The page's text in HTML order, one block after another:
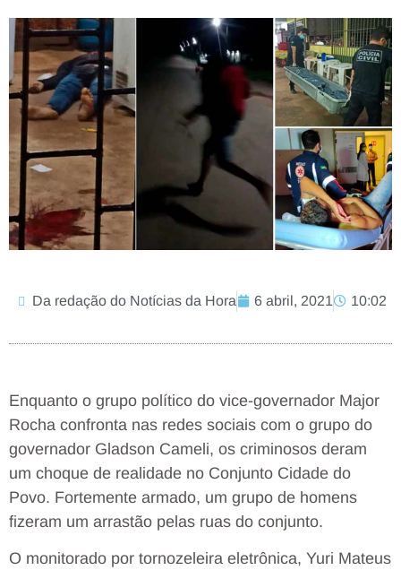
Da redação do Notícias da Hora 6 abril, 2021 10:02
Enquanto o grupo político do vice-governador Major
Rocha confronta nas redes sociais com o grupo do
governador Gladson Cameli, os criminosos deram
um choque de realidade no Conjunto Cidade do
Povo. Fortemente armado, um grupo de homens
fizeram um arrastão pelas ruas do conjunto.
O monitorado por tornozeleira eletrônica, Yuri Mateus